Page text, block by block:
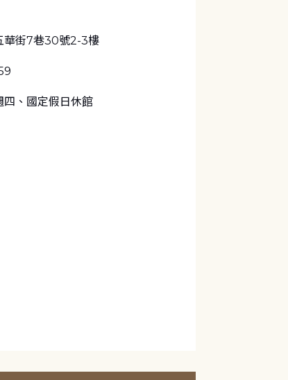
華街7巷30號2-3樓
四、國定假日休館